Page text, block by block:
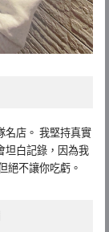
名店。 我堅持真實
白記錄，因為我
絕不讓你吃虧。